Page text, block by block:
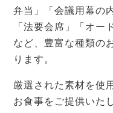
弁当」「会議用幕の
「法要会席」「オー
など、豊富な種類の
ります。
厳選された素材を使
お食事をご提供いた